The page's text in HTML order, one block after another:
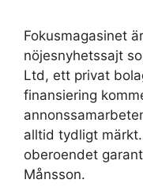
Fokusmagasinet
nöjesnyhetssajt
Ltd, ett privat
finansiering
alltid tydligt
oberoendet
Månsson.